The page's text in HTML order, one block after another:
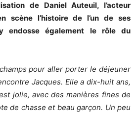
de Daniel Auteuil, l’acteur
scène l’histoire de l’un de ses
endosse également le rôle du
pour aller porter le déjeuner
Jacques. Elle a dix-huit ans,
jolie, avec des manières fines de
de chasse et beau garçon. Un peu